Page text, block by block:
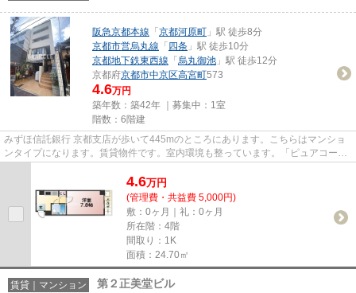
阪急京都本線 「 京都河原町 」駅 徒歩8分
京都市営烏丸線 「 四条 」駅 徒歩10分
京都地下鉄東西線 「 烏丸御池 」駅 徒歩12分
京都府京都市中京区高宮町573
4.6万円
築年数：築42年 ｜募集中： 1室
階数：6階建
みずほ信託銀行 京都支店が歩いて445mのところにあります。こちらはマンショ
ンタイプになります。賃貸物件です。室内環境も整っています。「ピュアコート
4.6万円
(管理費・共益費 5,000円)
敷：0ヶ月｜礼：0ヶ月
所在階：4階
間取り：1K
面積：24.70㎡
賃貸｜マンション 第２正美堂ビル